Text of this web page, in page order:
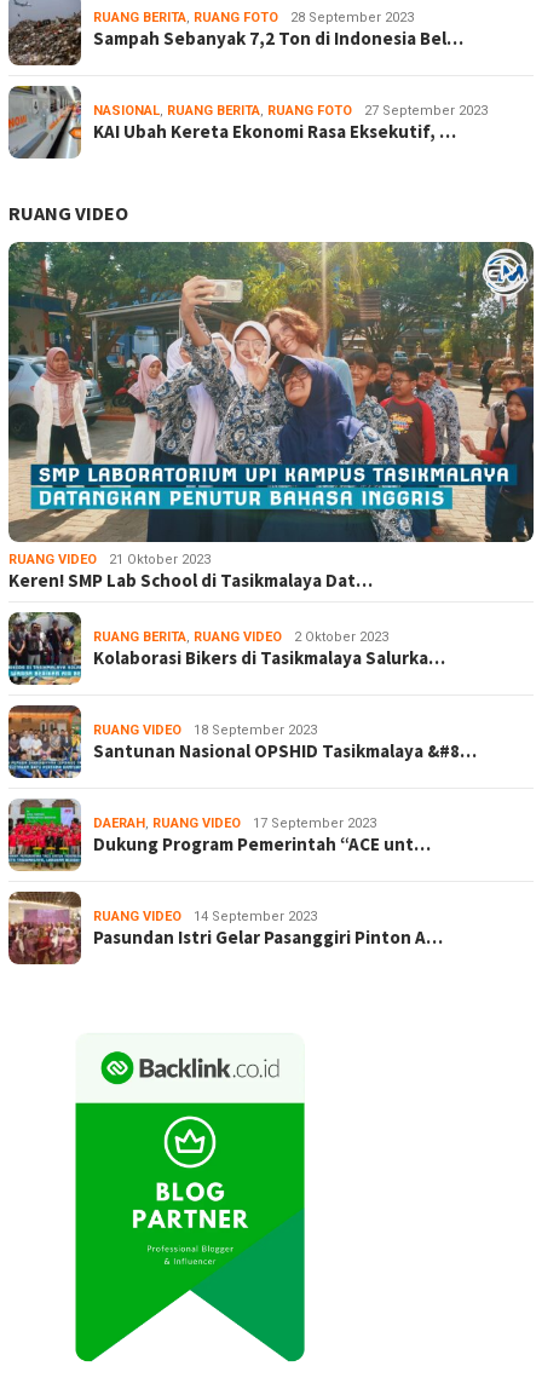
RUANG BERITA, RUANG FOTO 28 September 2023
Sampah Sebanyak 7,2 Ton di Indonesia Bel…
NASIONAL, RUANG BERITA, RUANG FOTO 27 September 2023
KAI Ubah Kereta Ekonomi Rasa Eksekutif, …
RUANG VIDEO
RUANG VIDEO 21 Oktober 2023
Keren! SMP Lab School di Tasikmalaya Dat…
RUANG BERITA, RUANG VIDEO 2 Oktober 2023
Kolaborasi Bikers di Tasikmalaya Salurka…
RUANG VIDEO 18 September 2023
Santunan Nasional OPSHID Tasikmalaya &#8…
DAERAH, RUANG VIDEO 17 September 2023
Dukung Program Pemerintah “ACE unt…
RUANG VIDEO 14 September 2023
Pasundan Istri Gelar Pasanggiri Pinton A…